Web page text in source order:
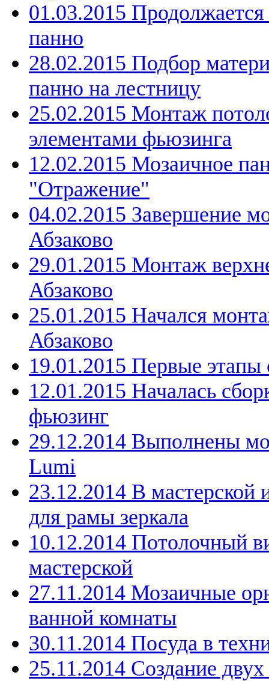
01.03.2015
панно
28.02.2015 Подбор
панно на лестницу
25.02.2015 Монтаж
элементами фьюзинга
12.02.2015 Мозаичное
"Отражение"
04.02.2015 Завершение
Абзаково
29.01.2015 Монтаж
Абзаково
25.01.2015 Начался
Абзаково
19.01.2015 Первые
12.01.2015 Началась
фьюзинг
29.12.2014 Выполнены
Lumi
23.12.2014 В мастерской
для рамы зеркала
10.12.2014 Потолочный
мастерской
27.11.2014 Мозаичные
ванной комнаты
30.11.2014 Посуда в
25.11.2014 Создание